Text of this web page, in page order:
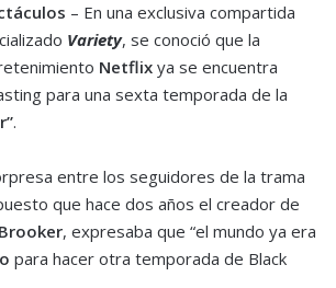
– En una exclusiva compartida
Variety, se conoció que la
Netflix ya se encuentra
para una sexta temporada de la
.
entre los seguidores de la trama
que hace dos años el creador de
, expresaba que “el mundo ya era
para hacer otra temporada de Black